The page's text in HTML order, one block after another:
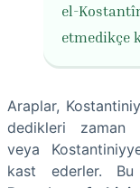
el-
etmedikçe
Araplar,
dedikleri zaman
veya
kast ederler. Bu